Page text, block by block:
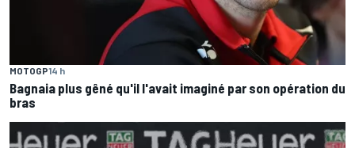
MOTOGP14 h
Bagnaia plus gêné qu'il l'avait imaginé par son opération du
bras